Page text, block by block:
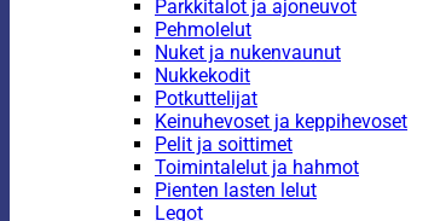
Parkkitalot ja ajoneuvot
Pehmolelut
Nuket ja nukenvaunut
Nukkekodit
Potkuttelijat
Keinuhevoset ja keppihevoset
Pelit ja soittimet
Toimintalelut ja hahmot
Pienten lasten lelut
Legot